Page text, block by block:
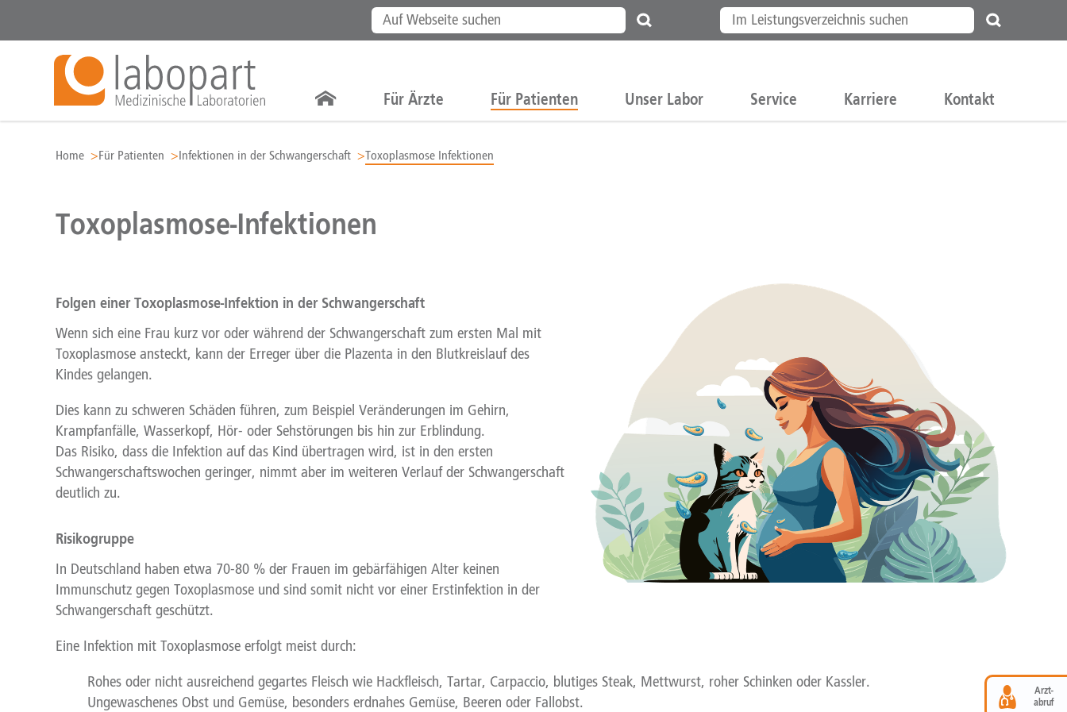
Für Ärzte Für Patienten Unser Labor Service Karriere Kontakt
Arzt-
abruf
Home Für Patienten Infektionen in der Schwangerschaft Toxoplasmose Infektionen
Toxoplasmose-Infektionen
Folgen einer Toxoplasmose-Infektion in der Schwangerschaft
Wenn sich eine Frau kurz vor oder während der Schwangerschaft zum ersten Mal mit
Toxoplasmose ansteckt, kann der Erreger über die Plazenta in den Blutkreislauf des
Kindes gelangen.
Dies kann zu schweren Schäden führen, zum Beispiel Veränderungen im Gehirn,
Krampfanfälle, Wasserkopf, Hör- oder Sehstörungen bis hin zur Erblindung.
Das Risiko, dass die Infektion auf das Kind übertragen wird, ist in den ersten
Schwangerschaftswochen geringer, nimmt aber im weiteren Verlauf der Schwangerschaft
deutlich zu.
Risikogruppe
In Deutschland haben etwa 70-80 % der Frauen im gebärfähigen Alter keinen
Immunschutz gegen Toxoplasmose und sind somit nicht vor einer Erstinfektion in der
Schwangerschaft geschützt.
Eine Infektion mit Toxoplasmose erfolgt meist durch:
Rohes oder nicht ausreichend gegartes Fleisch wie Hackfleisch, Tartar, Carpaccio, blutiges Steak, Mettwurst, roher Schinken oder Kassler.
Ungewaschenes Obst und Gemüse, besonders erdnahes Gemüse, Beeren oder Fallobst.